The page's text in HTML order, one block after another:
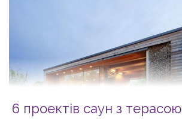
6 проектів саун з терасою